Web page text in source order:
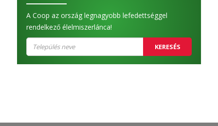
A Coop az ország legnagyobb lefedettséggel
rendelkező élelmiszerlánca!
KERESÉS